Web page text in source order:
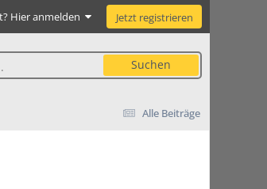
Hier anmelden Jetzt registrieren
Suchen
Alle Beiträge